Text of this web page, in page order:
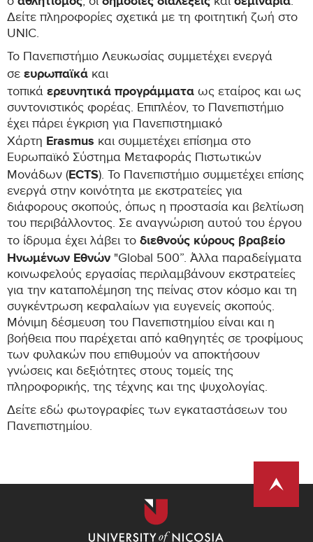
Δείτε πληροφορίες σχετικά με τη φοιτητική ζωή στο
UNIC.
Το Πανεπιστήμιο Λευκωσίας συμμετέχει ενεργά
σε ευρωπαϊκά και
τοπικά ερευνητικά προγράμματα ως εταίρος και ως
συντονιστικός φορέας. Επιπλέον, το Πανεπιστήμιο
έχει πάρει έγκριση για Πανεπιστημιακό
Χάρτη Erasmus και συμμετέχει επίσημα στο
Ευρωπαϊκό Σύστημα Μεταφοράς Πιστωτικών
Μονάδων (ECTS). Το Πανεπιστήμιο συμμετέχει επίσης
ενεργά στην κοινότητα με εκστρατείες για
διάφορους σκοπούς, όπως η προστασία και βελτίωση
του περιβάλλοντος. Σε αναγνώριση αυτού του έργου
το ίδρυμα έχει λάβει το διεθνούς κύρους βραβείο
Ηνωμένων Εθνών "Global 500”. Άλλα παραδείγματα
κοινωφελούς εργασίας περιλαμβάνουν εκστρατείες
για την καταπολέμηση της πείνας στον κόσμο και τη
συγκέντρωση κεφαλαίων για ευγενείς σκοπούς.
Μόνιμη δέσμευση του Πανεπιστημίου είναι και η
βοήθεια που παρέχεται από καθηγητές σε τροφίμους
των φυλακών που επιθυμούν να αποκτήσουν
γνώσεις και δεξιότητες στους τομείς της
πληροφορικής, της τέχνης και της ψυχολογίας.
Δείτε εδώ φωτογραφίες των εγκαταστάσεων του
Πανεπιστημίου.